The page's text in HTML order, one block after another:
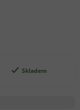
Skladem